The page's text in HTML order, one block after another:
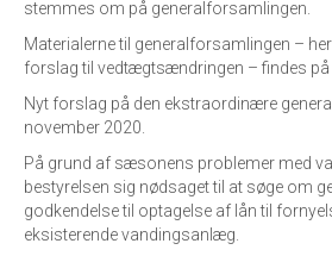
stemmes om på generalforsamlingen.
Materialerne til generalforsamlingen –
forslag til vedtægtsændringen – findes
Nyt forslag på den ekstraordinære
november 2020.
På grund af sæsonens problemer med
bestyrelsen sig nødsaget til at søge om
godkendelse til optagelse af lån til
eksisterende vandingsanlæg.